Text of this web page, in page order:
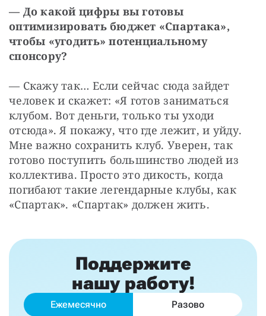
— До какой цифры вы готовы
оптимизировать бюджет «Спартака»,
чтобы «угодить» потенциальному
спонсору?
— Скажу так… Если сейчас сюда зайдет
человек и скажет: «Я готов заниматься
клубом. Вот деньги, только ты уходи
отсюда». Я покажу, что где лежит, и уйду.
Мне важно сохранить клуб. Уверен, так
готово поступить большинство людей из
коллектива. Просто это дикость, когда
погибают такие легендарные клубы, как
«Спартак». «Спартак» должен жить.
Поддержите
нашу работу!
Ежемесячно Разово